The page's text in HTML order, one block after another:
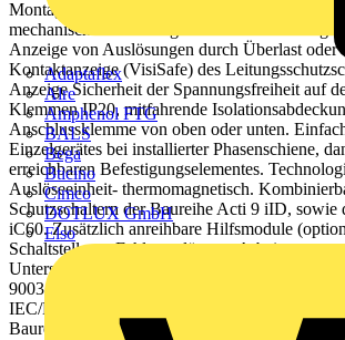
Adaptaflex
Alre
Amphenol FTG
BALS
Bega
Bticino
Cimco
DOTLUX GmbH
Elso
Montage und leichte Erreichbarkeit für den
mechanischer frontseitiger Fehlermeldeanzeige
Anzeige von Auslösungen durch Überlast oder
Kontaktanzeige (VisiSafe) des
Anzeige Sicherheit der Spannungsfreiheit auf
Klemmen IP20, mitfahrende
Anschlussklemme von oben oder unten.
Einzelgerätes bei installierter Phasenschiene,
erreichbaren Befestigungselementes.
Auslöseeinheit- thermomagnetisch.
Schutzschaltern der Baureihe Acti 9 iID,
iC60. Zusätzlich anreihbare Hilfsmodule
Schaltstellung, Fehlerauslösung,
Unterspannungsauslöser,
9003. Der iC60N Leitungsschutzschalter
IEC/EN 60898-1 und IEC/EN 60947-2. Des
Baureihe VDE zertifiziert!.